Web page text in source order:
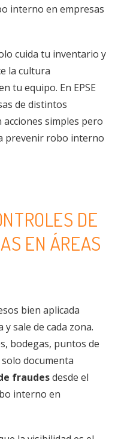
interno en empresas
cuida tu inventario y
la cultura
tu equipo. En EPSE
de distintos
simples pero
prevenir robo interno
DE
EN ÁREAS
bien aplicada
sale de cada zona.
bodegas, puntos de
documenta
fraudesdesde el
interno en